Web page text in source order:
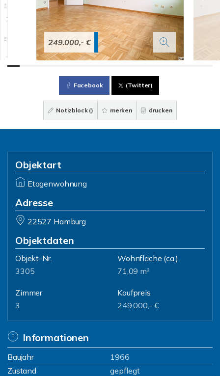
249.000,- €
Facebook (Twitter)
Notizblock () merken drucken
Objektart
Etagenwohnung
Adresse
22527 Hamburg
Objektdaten
Objekt-Nr.
3305
Wohnfläche (ca.)
71,09 m²
Zimmer
3
Kaufpreis
249.000,- €
Informationen
Baujahr
1966
Zustand
gepflegt